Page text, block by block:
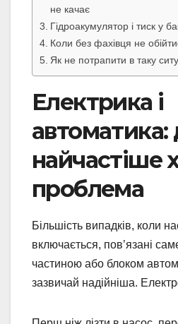
не качає
Гідроакумулятор і тиск у
Коли без фахівця не
Як не потрапити в таку
Електрика і
автоматика:
найчастіше
проблема
Більшість випадків, коли
включається, пов’язані
частиною або блоком
зазвичай надійніша.